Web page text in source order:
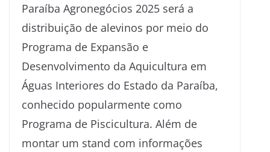
Paraíba Agronegócios 2025 será a
distribuição de alevinos por meio do
Programa de Expansão e
Desenvolvimento da Aquicultura em
Águas Interiores do Estado da Paraíba,
conhecido popularmente como
Programa de Piscicultura. Além de
montar um stand com informações